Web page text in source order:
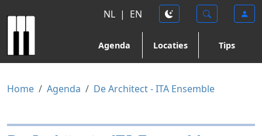
NL | EN
Agenda Locaties Tips
Home Agenda De Architect - ITA Ensemble